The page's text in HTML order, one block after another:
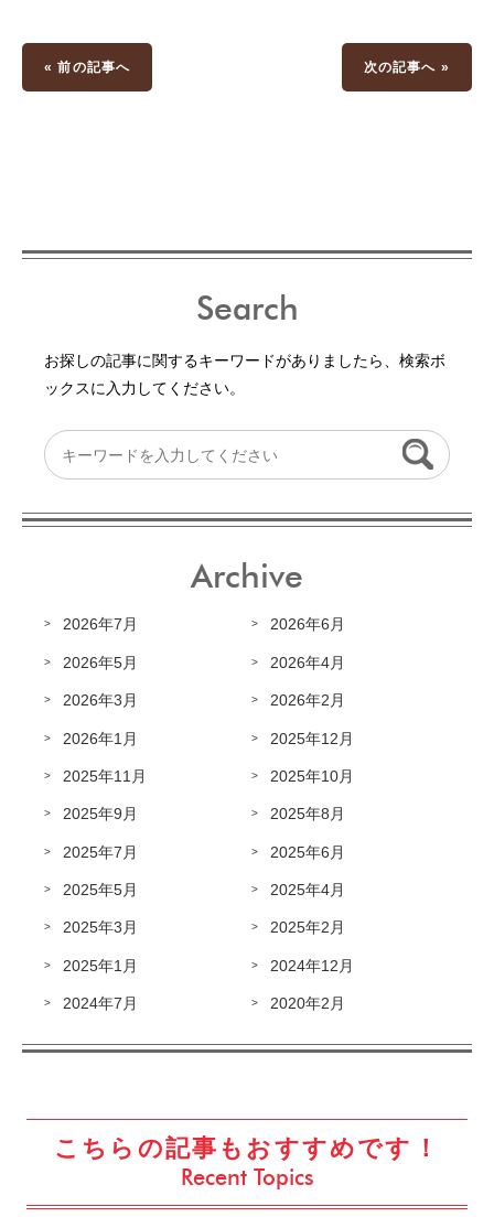
« 前の記事へ 次の記事へ »
Search
お探しの記事に関するキーワードがありましたら、検索ボ
ックスに入力してください。
Archive
2026年7月 2026年6月
2026年5月 2026年4月
2026年3月 2026年2月
2026年1月 2025年12月
2025年11月 2025年10月
2025年9月 2025年8月
2025年7月 2025年6月
2025年5月 2025年4月
2025年3月 2025年2月
2025年1月 2024年12月
2024年7月 2020年2月
こちらの記事もおすすめです！
Recent Topics